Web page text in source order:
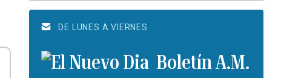
DE LUNES A VIERNES
Boletín A.M.